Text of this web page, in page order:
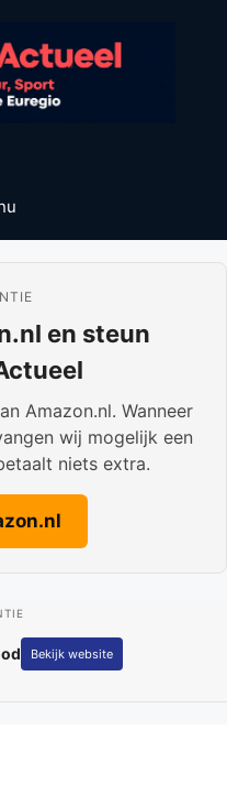
en steun
Amazon.nl. Wanneer
wij mogelijk een
niets extra.
Schepers Bekijk website